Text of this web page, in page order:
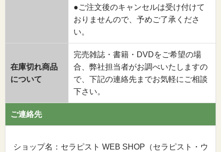
●ご注文後のキャンセルは受け付けて
おりませんので、予めご了承くださ
い。
在庫切れ商品
について
完売雑誌・書籍・DVDをご希望の場
合、弊社担当者がお調べいたしますの
で、下記の連絡先までお気軽にご相談
下さい。
ご連絡先
ショップ名：セラピスト WEB SHOP（セラピスト・ウ